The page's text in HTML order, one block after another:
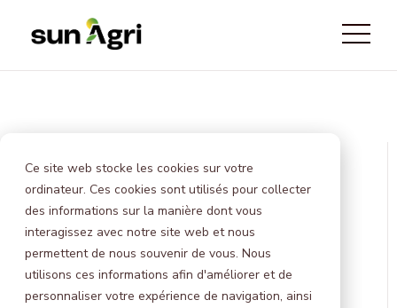
Ce site web stocke les cookies sur votre
ordinateur. Ces cookies sont utilisés pour collecter
des informations sur la manière dont vous
interagissez avec notre site web et nous
permettent de nous souvenir de vous. Nous
utilisons ces informations afin d'améliorer et de
personnaliser votre expérience de navigation, ainsi
Grandes cultures
Elevage
Maraîchage
Offre aux producteurs d'énergie
Nos engagements
Programme de recherche
Je découvre la carte des projets
CONTACT